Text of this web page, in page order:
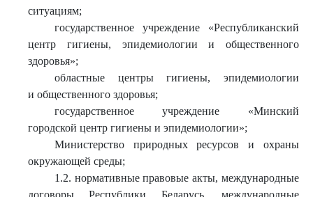
ситуациям;
государственное учреждение «Республиканский
центр гигиены, эпидемиологии и общественного
здоровья»;
областные центры гигиены, эпидемиологии
и общественного здоровья;
государственное учреждение «Минский
городской центр гигиены и эпидемиологии»;
Министерство природных ресурсов и охраны
окружающей среды;
1.2. нормативные правовые акты, международные